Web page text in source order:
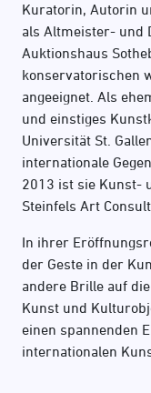
Kuratorin, Autorin
als Altmeister- und
Auktionshaus
konservatorischen
angeeignet. Als
und einstiges
Universität St.
internationale
2013 ist sie Kunst-
Steinfels Art
In ihrer
der Geste in der
andere Brille auf
Kunst und
einen spannenden
internationalen